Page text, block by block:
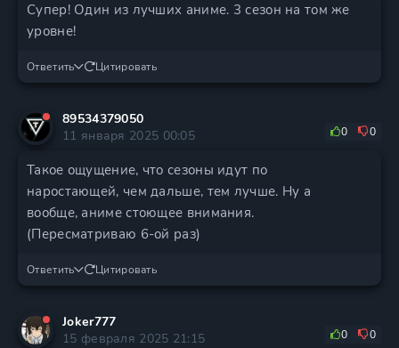
Супер! Один из лучших аниме. 3 сезон на том же
уровне!
Ответить Цитировать
89534379050
11 января 2025 00:05
0 0
Такое ощущение, что сезоны идут по
наростающей, чем дальше, тем лучше. Ну а
вообще, аниме стоющее внимания.
(Пересматриваю 6-ой раз)
Ответить Цитировать
Joker777
15 февраля 2025 21:15
0 0